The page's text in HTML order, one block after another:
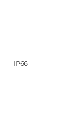
— IP66